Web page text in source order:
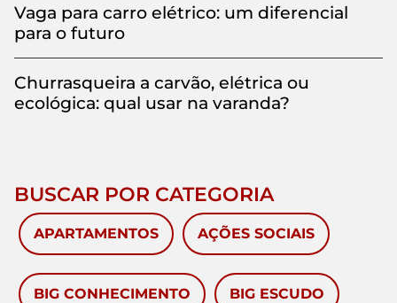
Vaga para carro elétrico: um diferencial
para o futuro
Churrasqueira a carvão, elétrica ou
ecológica: qual usar na varanda?
BUSCAR POR CATEGORIA
APARTAMENTOS AÇÕES SOCIAIS
BIG CONHECIMENTO BIG ESCUDO